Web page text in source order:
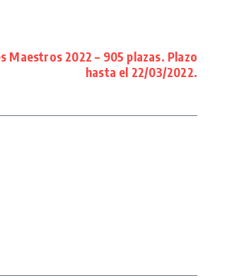
Maestros 2022 – 905 plazas. Plazo
hasta el 22/03/2022.